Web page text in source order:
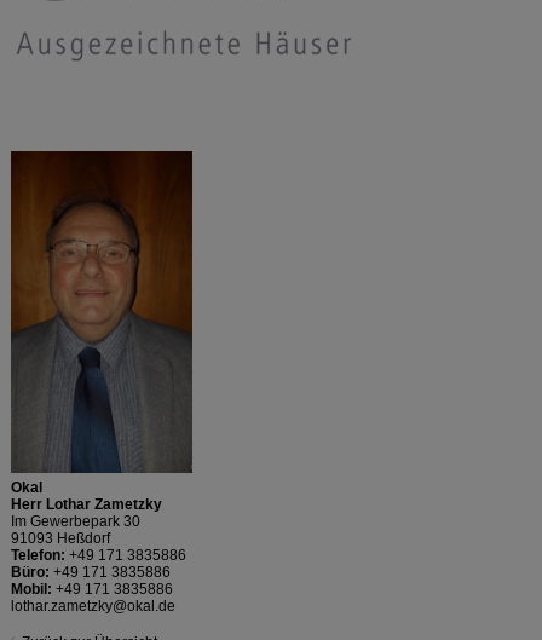
Okal
Herr Lothar Zametzky
Im Gewerbepark 30
91093 Heßdorf
Telefon: +49 171 3835886
Büro: +49 171 3835886
Mobil: +49 171 3835886
lothar.zametzky@okal.de